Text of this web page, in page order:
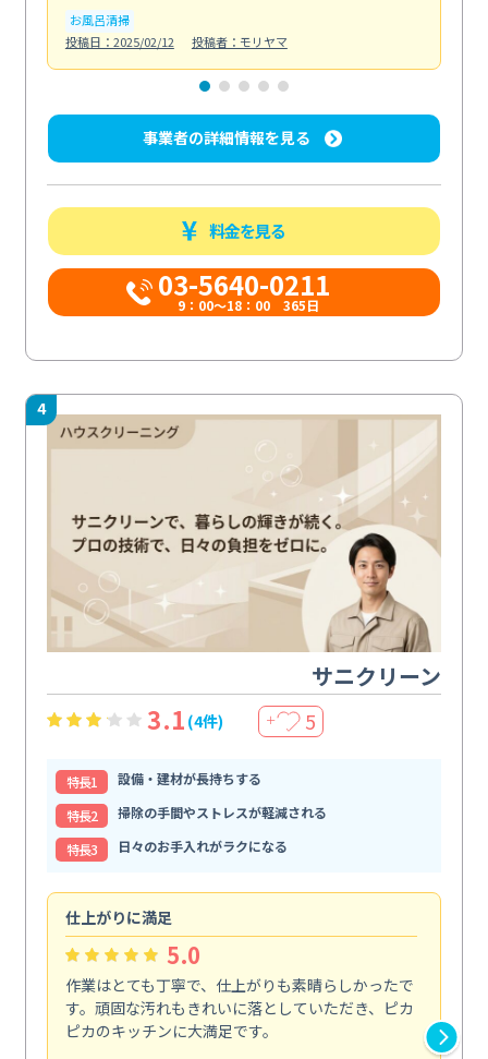
お風呂清掃
投稿日：2025/02/12
投稿者：モリヤマ
事業者の詳細情報を見る
料金を見る
03-5640-0211
9：00～18：00 365日
4
サニクリーン
3.1 (4件) ＋ 5
特⻑1
設備・建材が長持ちする
特⻑2
掃除の手間やストレスが軽減される
特⻑3
日々のお手入れがラクになる
仕上がりに満足
5.0
作業はとても丁寧で、仕上がりも素晴らしかったで
す。頑固な汚れもきれいに落としていただき、ピカ
ピカのキッチンに大満足です。